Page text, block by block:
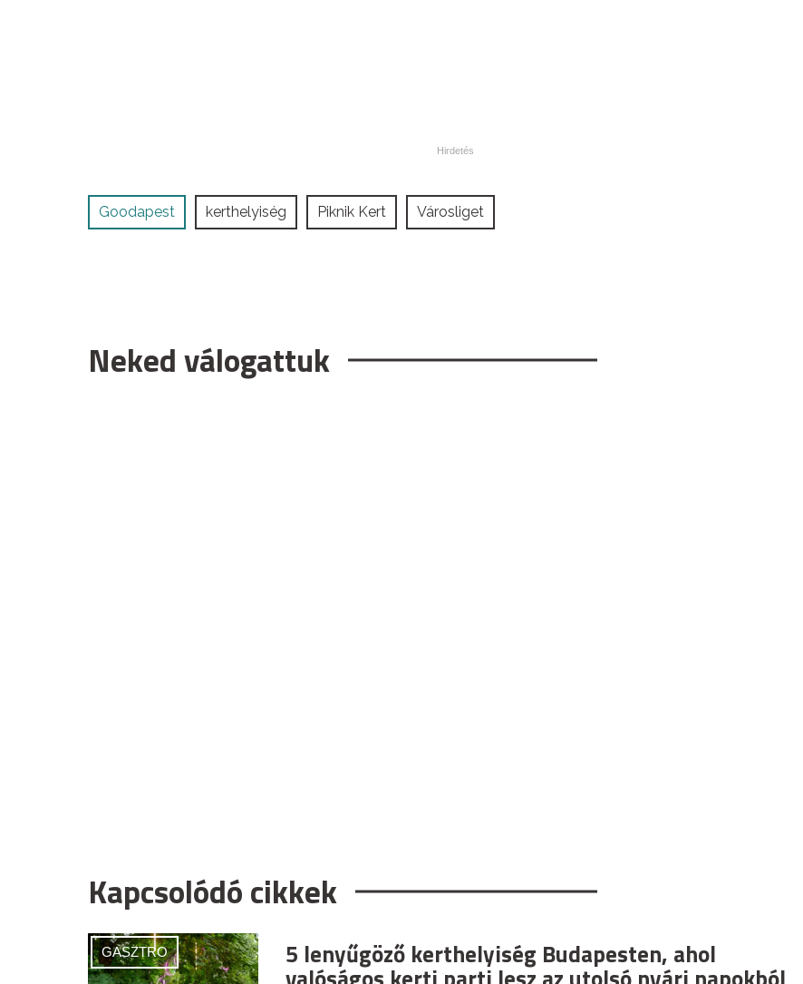
Goodapest kerthelyiség Piknik Kert Városliget
Neked válogattuk
Kapcsolódó cikkek
GASZTRO 5 lenyűgöző kerthelyiség Budapesten, ahol